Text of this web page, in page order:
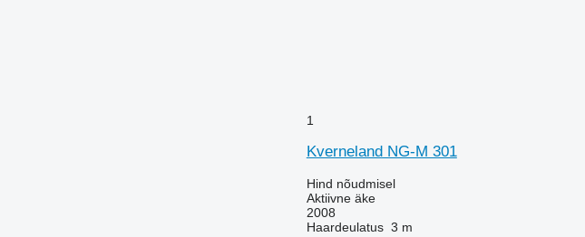
1
Kverneland NG-M 301
Hind nõudmisel
Aktiivne äke
2008
Haardeulatus 3 m